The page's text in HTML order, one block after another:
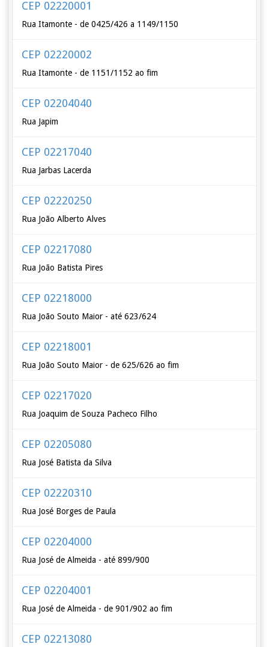
CEP 02220001
Rua Itamonte - de 0425/426 a 1149/1150
CEP 02220002
Rua Itamonte - de 1151/1152 ao fim
CEP 02204040
Rua Japim
CEP 02217040
Rua Jarbas Lacerda
CEP 02220250
Rua João Alberto Alves
CEP 02217080
Rua João Batista Pires
CEP 02218000
Rua João Souto Maior - até 623/624
CEP 02218001
Rua João Souto Maior - de 625/626 ao fim
CEP 02217020
Rua Joaquim de Souza Pacheco Filho
CEP 02205080
Rua José Batista da Silva
CEP 02220310
Rua José Borges de Paula
CEP 02204000
Rua José de Almeida - até 899/900
CEP 02204001
Rua José de Almeida - de 901/902 ao fim
CEP 02213080